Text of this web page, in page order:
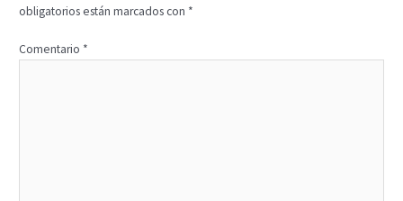
obligatorios están marcados con *
Comentario *